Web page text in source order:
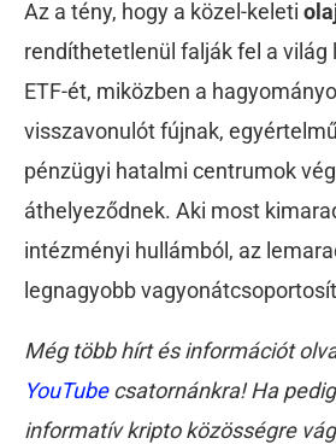
Az a tény, hogy a közel-keleti
rendíthetetlenül falják fel a világ
ETF-ét, miközben a
visszavonulót fújnak,
pénzügyi hatalmi centrumok
áthelyeződnek. Aki most
intézményi hullámból, az
legnagyobb
Még több hírt és információt
YouTubecsatornánkra! Ha
informatív kripto közösségre